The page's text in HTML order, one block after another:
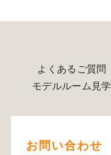
よくあるご質問
モデルルーム見学
お問い合わせ